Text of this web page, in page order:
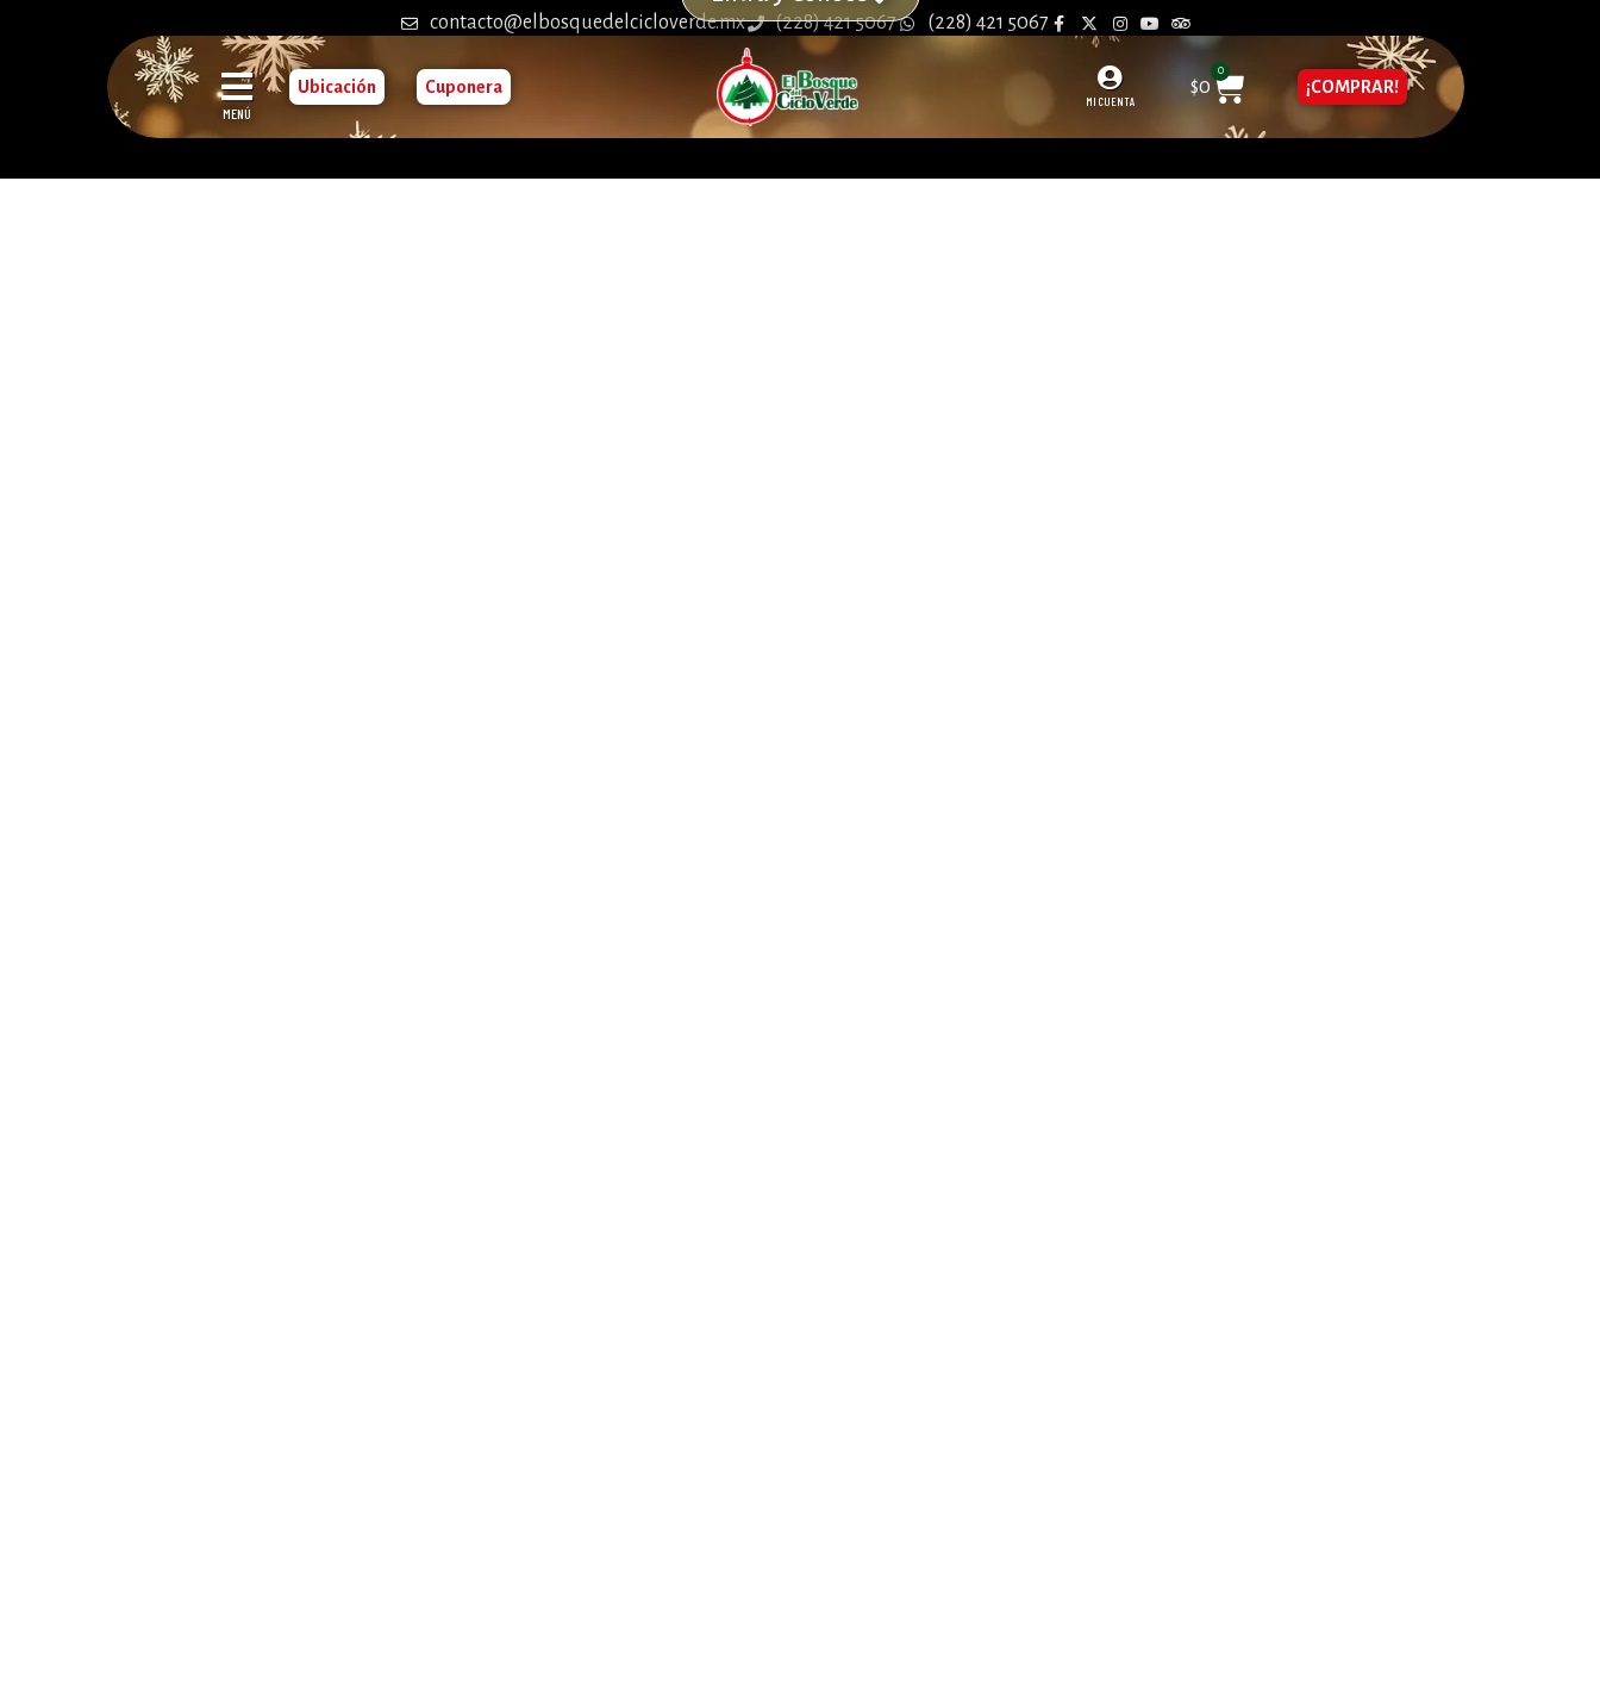
contacto@elbosquedelcicloverde.mx (228) 421 5067 (228) 421 5067
MENÚ
Ubicación Cuponera
MI CUENTA
$0
0
¡COMPRAR!